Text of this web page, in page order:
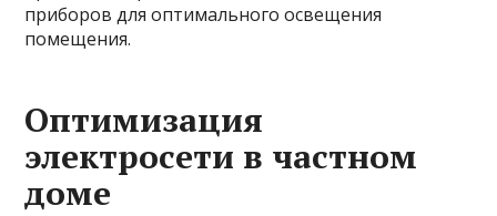
приборов для оптимального освещения
помещения.
Оптимизация
электросети в частном
доме